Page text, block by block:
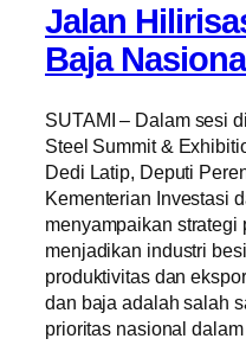
Jalan
Baja
SUTAMI – Dalam sesi
Steel Summit &
Dedi Latip, Deputi
Kementerian Investasi
menyampaikan strategi
menjadikan industri
produktivitas dan
dan baja adalah salah
prioritas nasional